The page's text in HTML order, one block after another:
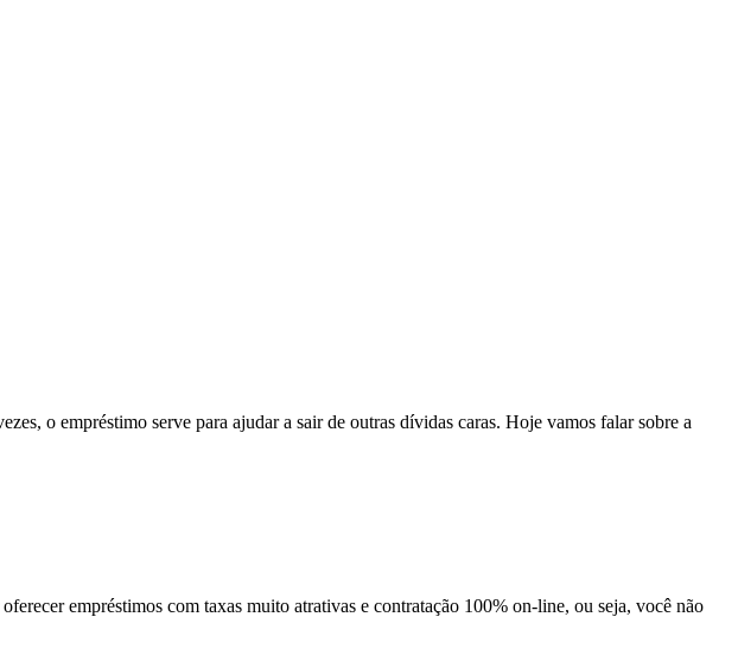
o empréstimo serve para ajudar a sair de outras dívidas caras. Hoje vamos falar sobre a
empréstimos com taxas muito atrativas e contratação 100% on-line, ou seja, você não